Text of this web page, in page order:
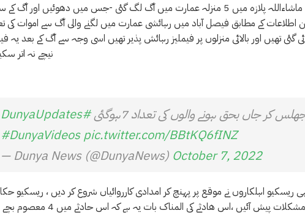
فیصل آباد کے ایک مصروف علاقے سوتر منڈی کارخانہ بازار کے ماشاءاللہ پلازہ میں 5 منزلہ عمارت میں آگ لگ گئی -جس میں دھوئیں اور
گئے -تازہ ترین اطلاعات کے مطابق فیصل آباد میں رہائشی عمارت میں لگنے والی آگ سے اموات کی
نیچے دکانیں بنائی گئی تھیں اور بالائی منزلوں پر فیملیز رہائش پذیر تھیں اسی وجہ سے آگ کے بعد یہ
نیچے نہ اتر
کر جاں بحق ہونے والوں کی تعداد 7ہوگئی
#DunyaUpdates
#DunyaVideos pic.twitter.com/BBtKQ6fINZ
— Dunya News (@DunyaNews) October 7, 2022
ریسکیو اہلکاروں نے موقع پر پہنچ کر امدادی کارروائیاں شروع کر دیں ، ریسکیو
مطابق عمرت میں دھوئیں کے باعث امدادی کارروائیوں میں مشکلات پیش آئیں ،اس ھادثے کی المناک